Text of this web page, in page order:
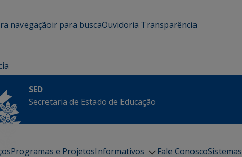
navegaçãoir para buscaOuvidoria Transparência
SED
Secretaria de Estado de Educação
Programas e ProjetosInformativos Fale ConoscoSistemas